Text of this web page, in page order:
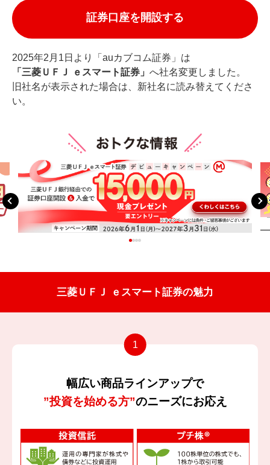
2025年2月1日より「auカブコム証券」は
「三菱ＵＦＪ ｅスマート証券」 へ社名変更しました。
旧社名が表示された場合は、新社名に読み替えてくださ
い。
三菱ＵＦＪ ｅスマート証券の魅力
幅広い商品ラインアップで
”投資を始める方”のニーズにお応え